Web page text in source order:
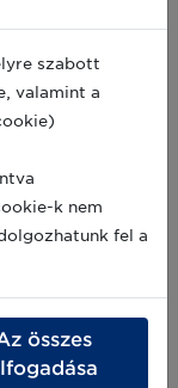
a
és
A
szintjét
szabott
valamint a
k nem
fel a
összes